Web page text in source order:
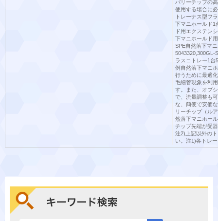
バリーチップの
使用する場合に
トレーナス型フ
下マニホールド1
ド用エクステン
下マニホールド
SPE自然落下マ
5043320,300GL-
ラスコトレー1台
例自然落下マニ
行うために最適
毛細管現象を利
す。また、オプ
で、流量調整も
な、簡便で安価
リーチップ（ル
然落下マニホー
チップ先端が受
注2)上記以外の
い。注1)各トレ